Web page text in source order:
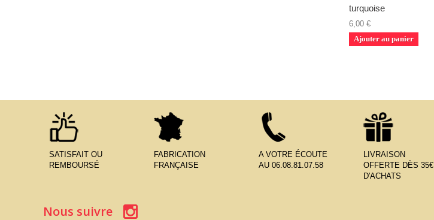
turquoise
6,00 €
Ajouter au panier
SATISFAIT OU
REMBOURSÉ
FABRICATION
FRANÇAISE
A VOTRE ÉCOUTE
AU 06.08.81.07.58
LIVRAISON
OFFERTE DÈS 35€
D'ACHATS
Nous suivre